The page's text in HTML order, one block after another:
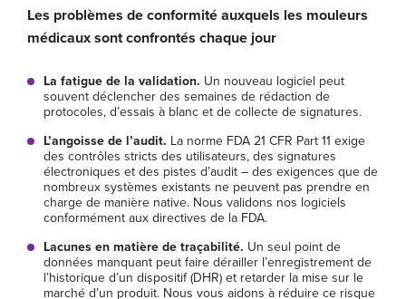
Les problèmes de conformité auxquels les mouleurs
médicaux sont confrontés chaque jour
La fatigue de la validation. Un nouveau logiciel peut
souvent déclencher des semaines de rédaction de
protocoles, d’essais à blanc et de collecte de signatures.
L’angoisse de l’audit. La norme FDA 21 CFR Part 11 exige
des contrôles stricts des utilisateurs, des signatures
électroniques et des pistes d’audit – des exigences que de
nombreux systèmes existants ne peuvent pas prendre en
charge de manière native. Nous validons nos logiciels
conformément aux directives de la FDA.
Lacunes en matière de traçabilité. Un seul point de
données manquant peut faire dérailler l’enregistrement de
l’historique d’un dispositif (DHR) et retarder la mise sur le
marché d’un produit. Nous vous aidons à réduire ce risque